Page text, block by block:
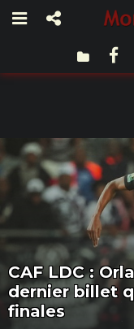
CAF LDC :
dernier billet
finales